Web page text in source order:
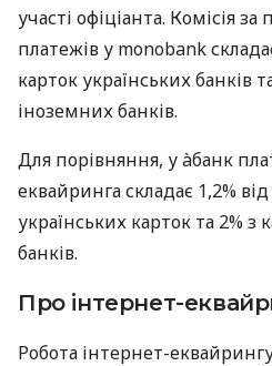
участі офіціанта. Комісія
платежів у monobank
карток українських банків
іноземних банків.
Для порівняння, у àбанк
еквайринга складає 1,2%
українських карток та 2% з
банків.
Про інтернет-
Робота інтернет-